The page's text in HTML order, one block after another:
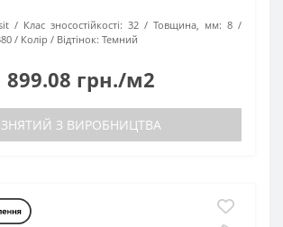
Клас зносостійкості: 32 Товщина, мм: 8
Колір / Відтінок: Темний
899.08 грн./м2
ЗНЯТИЙ З ВИРОБНИЦТВА